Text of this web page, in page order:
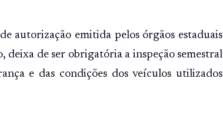
autorização emitida pelos órgãos estaduais
de ser obrigatória a inspeção semestral
e das condições dos veículos utilizados